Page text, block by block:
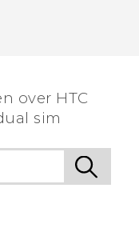
over HTC
sim